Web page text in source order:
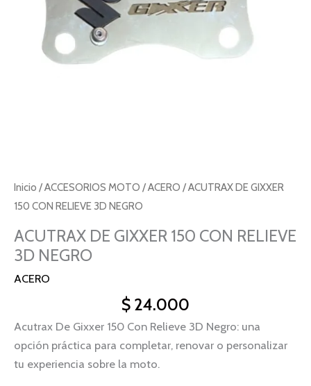
Inicio /ACCESORIOS MOTO /ACERO / ACUTRAX DE GIXXER
150 CON RELIEVE 3D NEGRO
ACUTRAX DE GIXXER 150 CON RELIEVE
3D NEGRO
ACERO
$ 24.000
Acutrax De Gixxer 150 Con Relieve 3D Negro: una
opción práctica para completar, renovar o personalizar
tu experiencia sobre la moto.
cantidad